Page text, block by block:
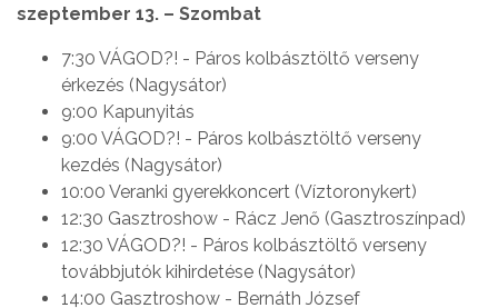
szeptember 13. – Szombat
7:30 VÁGOD?! - Páros kolbásztöltő verseny
érkezés (Nagysátor)
9:00 Kapunyitás
9:00 VÁGOD?! - Páros kolbásztöltő verseny
kezdés (Nagysátor)
10:00 Veranki gyerekkoncert (Víztoronykert)
12:30 Gasztroshow - Rácz Jenő (Gasztroszínpad)
12:30 VÁGOD?! - Páros kolbásztöltő verseny
továbbjutók kihirdetése (Nagysátor)
14:00 Gasztroshow - Bernáth József